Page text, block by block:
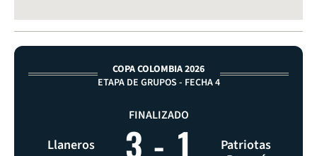
COPA COLOMBIA 2026
ETAPA DE GRUPOS - FECHA 4
Llaneros
FINALIZADO
3 - 1
Patriotas